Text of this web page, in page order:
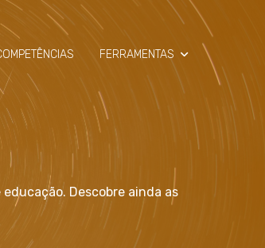
FERRAMENTAS
SIMULADOR
Descobre ainda as